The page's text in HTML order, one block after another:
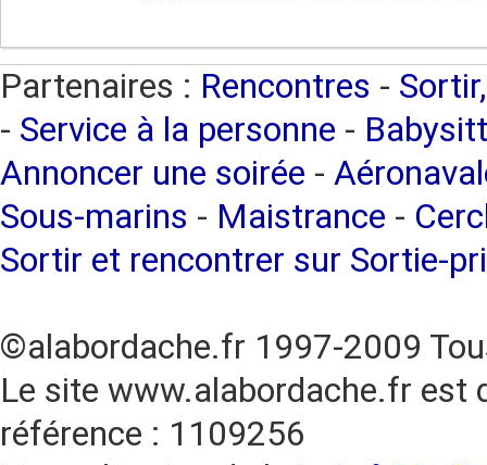
Partenaires : Rencontres -
- Service à la personne -
Annoncer une soirée -
Sous-marins - Maistrance -
Sortir et rencontrer sur Sortie-
©alabordache.fr 1997-2009
Le site www.alabordache.fr est
référence : 1109256